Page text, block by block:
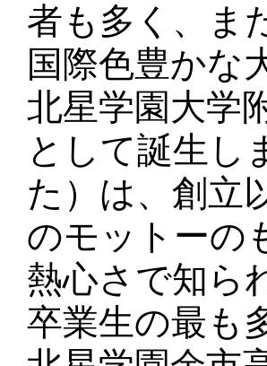
者も多く、ま
国際色豊かな
北星学園大学
として誕生し
た）は、創立
のモットーの
熱心さで知ら
卒業生の最も